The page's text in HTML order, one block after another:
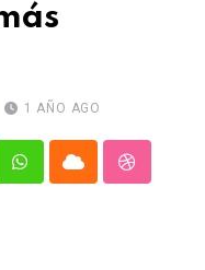
1 AÑO AGO
WhatsappCloud